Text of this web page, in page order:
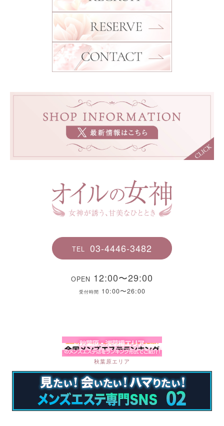
TEL 03-4446-3482
OPEN 12:00〜29:00
受付時間 10:00〜26:00
秋葉原エリア